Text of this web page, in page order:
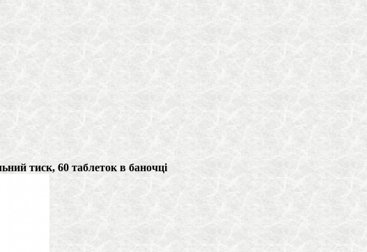
тиск, 60 таблеток в баночці